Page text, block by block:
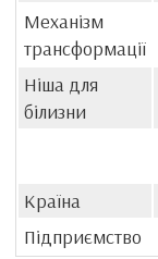
Механізм
трансформації
Ніша для
білизни
Країна
Підприємство